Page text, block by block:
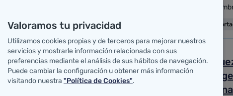
de 2019
Portada
10 de
Noticias
participa en la campaña 'Med
Week' para concienciar sobre la
de comunicar las reacciones
de la
crear
Valoramos tu privacidad
Utilizamos cookies propias y de terceros para mejorar nuestros
servicios y mostrarle información relacionada con sus
preferencias mediante el análisis de sus hábitos de navegación.
Puede cambiar la configuración u obtener más información
visitando nuestra "Política de Cookies".